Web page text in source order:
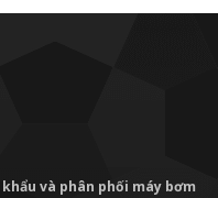
và phân phối máy bơm